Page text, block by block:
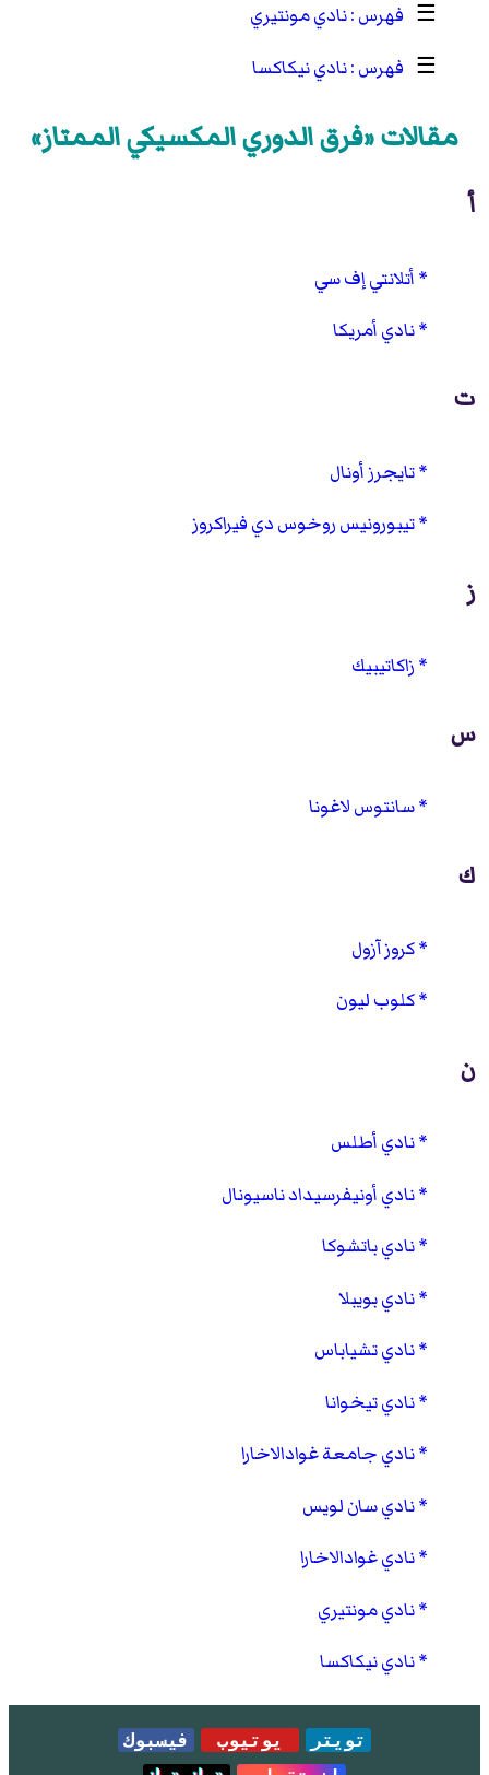
☰
نادي مونتيري
☰
نادي نيكاكسا
مقالات «فرق الدوري المكسيكي الممتاز»
أ
أتلانتي إف سي
نادي أمريكا
ت
تايجرز أونال
تيبورونيس روخوس دي فيراكروز
ز
زاكاتيبيك
س
سانتوس لاغونا
ك
كروز آزول
كلوب ليون
ن
نادي أطلس
نادي أونيفرسيداد ناسيونال
نادي باتشوكا
نادي بويبلا
نادي تشياباس
نادي تيخوانا
نادي جامعة غوادالاخارا
نادي سان لويس
نادي غوادالاخارا
نادي مونتيري
نادي نيكاكسا
تويتر يوتيوب
فيسبوك